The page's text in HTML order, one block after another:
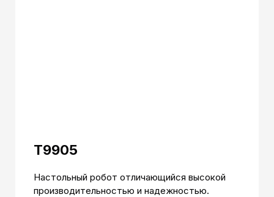
T9905
Настольный робот отличающийся высокой
производительностью и надежностью.